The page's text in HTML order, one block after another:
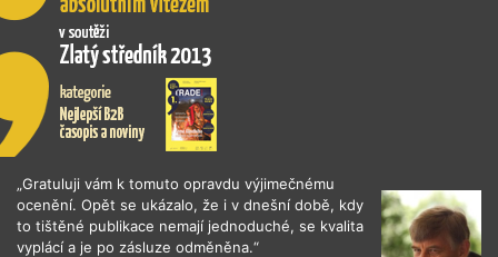
„Gratuluji vám k tomuto opravdu výjimečnému
ocenění. Opět se ukázalo, že i v dnešní době, kdy
to tištěné publikace nemají jednoduché, se kvalita
vyplácí a je po zásluze odměněna.“